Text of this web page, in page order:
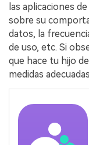
las aplicaciones
sobre su
datos, la
de uso, etc. Si
que hace tu hijo
medidas